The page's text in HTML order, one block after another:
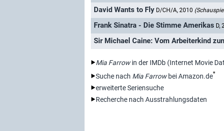
David Wants to Fly D/CH/A, 2010
Frank Sinatra - Die Stimme Amerikas D,
Sir Michael Caine: Vom Arbeiterkind
Mia Farrowin der IMDb (Internet Movie
Suche nach Mia Farrowbei Amazon.de*
erweiterte Seriensuche
Recherche nach Ausstrahlungsdaten